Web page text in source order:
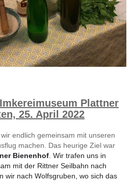
Plattner
25. April 2022
endlich gemeinsam mit unseren
machen. Das heurige Ziel war
Bienenhof . Wir trafen uns in
mit der Rittner Seilbahn nach
wir nach Wolfsgruben, wo sich das